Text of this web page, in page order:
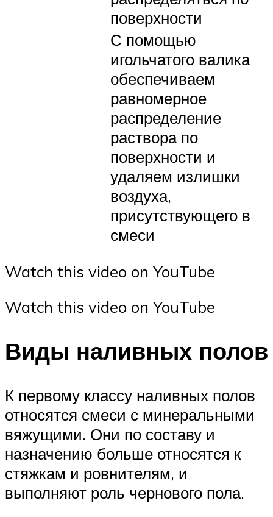
поверхности
С помощью
игольчатого валика
обеспечиваем
равномерное
распределение
раствора по
поверхности и
удаляем излишки
воздуха,
присутствующего в
смеси
Watch this video on YouTube
Watch this video on YouTube
Виды наливных полов
К первому классу наливных полов
относятся смеси с минеральными
вяжущими. Они по составу и
назначению больше относятся к
стяжкам и ровнителям, и
выполняют роль чернового пола.